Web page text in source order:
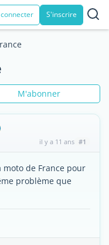
S'inscrire
M'abonner
il y a 11 ans #1
de France pour
problème que